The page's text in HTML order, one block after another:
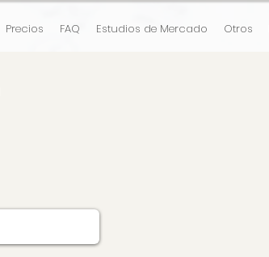
Precios FAQ Estudios de Mercado Otros